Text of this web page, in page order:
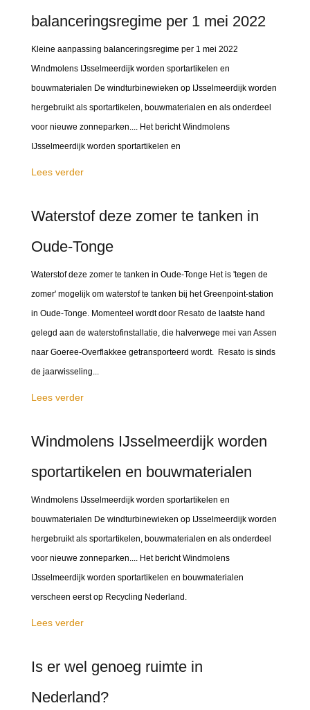
balanceringsregime per 1 mei 2022
Kleine aanpassing balanceringsregime per 1 mei 2022
Windmolens IJsselmeerdijk worden sportartikelen en
bouwmaterialen De windturbinewieken op IJsselmeerdijk worden
hergebruikt als sportartikelen, bouwmaterialen en als onderdeel
voor nieuwe zonneparken.... Het bericht Windmolens
IJsselmeerdijk worden sportartikelen en
Lees verder
Waterstof deze zomer te tanken in
Oude-Tonge
Waterstof deze zomer te tanken in Oude-Tonge Het is 'tegen de
zomer' mogelijk om waterstof te tanken bij het Greenpoint-station
in Oude-Tonge. Momenteel wordt door Resato de laatste hand
gelegd aan de waterstofinstallatie, die halverwege mei van Assen
naar Goeree-Overflakkee getransporteerd wordt. Resato is sinds
de jaarwisseling...
Lees verder
Windmolens IJsselmeerdijk worden
sportartikelen en bouwmaterialen
Windmolens IJsselmeerdijk worden sportartikelen en
bouwmaterialen De windturbinewieken op IJsselmeerdijk worden
hergebruikt als sportartikelen, bouwmaterialen en als onderdeel
voor nieuwe zonneparken.... Het bericht Windmolens
IJsselmeerdijk worden sportartikelen en bouwmaterialen
verscheen eerst op Recycling Nederland.
Lees verder
Is er wel genoeg ruimte in
Nederland?